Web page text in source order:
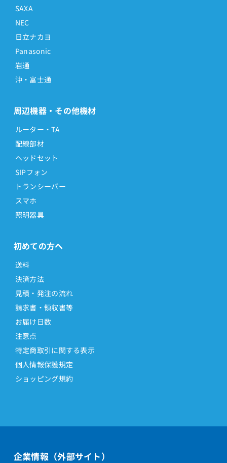
SAXA
NEC
日立ナカヨ
Panasonic
岩通
沖・富士通
周辺機器・その他機材
ルーター・TA
配線部材
ヘッドセット
SIPフォン
トランシーバー
スマホ
照明器具
初めての方へ
送料
決済方法
見積・発注の流れ
請求書・領収書等
お届け日数
注意点
特定商取引に関する表示
個人情報保護規定
ショッピング規約
企業情報（外部サイト）